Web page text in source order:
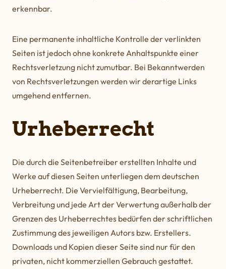
erkennbar.
Eine permanente inhaltliche Kontrolle der verlinkten
Seiten ist jedoch ohne konkrete Anhaltspunkte einer
Rechtsverletzung nicht zumutbar. Bei Bekanntwerden
von Rechtsverletzungen werden wir derartige Links
umgehend entfernen.
Urheberrecht
Die durch die Seitenbetreiber erstellten Inhalte und
Werke auf diesen Seiten unterliegen dem deutschen
Urheberrecht. Die Vervielfältigung, Bearbeitung,
Verbreitung und jede Art der Verwertung außerhalb der
Grenzen des Urheberrechtes bedürfen der schriftlichen
Zustimmung des jeweiligen Autors bzw. Erstellers.
Downloads und Kopien dieser Seite sind nur für den
privaten, nicht kommerziellen Gebrauch gestattet.